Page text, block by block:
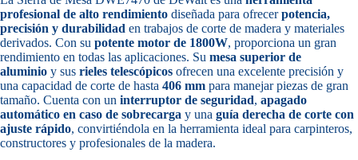
profesional de alto rendimiento diseñada para ofrecerpotencia,
precisión y durabilidad en trabajos de corte de madera y materiales
derivados. Con su potente motor de 1800W, proporciona un gran
rendimiento en todas las aplicaciones. Su mesa superior de
aluminio y sus rieles telescópicos ofrecen una excelente precisión y
una capacidad de corte de hasta 406 mm para manejar piezas de gran
tamaño. Cuenta con un interruptor de seguridad, apagado
automático en caso de sobrecarga y una guía derecha de corte con
ajuste rápido, convirtiéndola en la herramienta ideal para carpinteros,
constructores y profesionales de la madera.